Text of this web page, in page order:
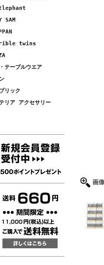
SAM
twins
テーブルウエア
リック
リア アクセサリー